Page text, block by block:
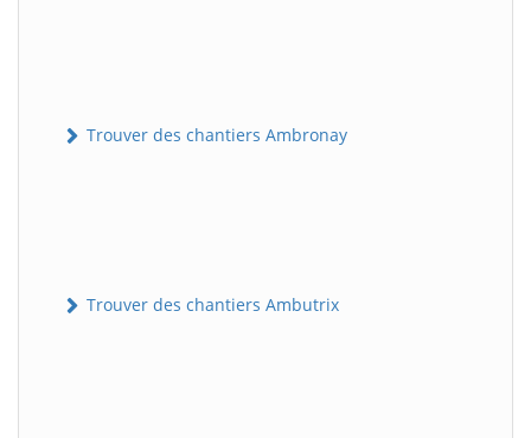
Trouver des chantiers Ambronay
Trouver des chantiers Ambutrix